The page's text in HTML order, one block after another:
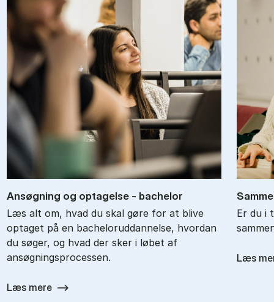
An­søg­ning og op­ta­gel­se - ba­chel­or
Læs alt om, hvad du skal gøre for at blive
optaget på en bacheloruddannelse, hvordan
du søger, og hvad der sker i løbet af
ansøgningsprocessen.
Læs mere
Er du i
Læs